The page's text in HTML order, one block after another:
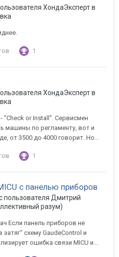
ХондаЭкспертв
1
ХондаЭкспертв
"Check or Install". Сервисмен
машины по регламенту, вот и
от 3500 до 4000 говорит. Но...
1
с панелью приборов
пользователя Дмитрий
разум)
Если панель приборов не
схему GaudeControl и
ошибка связи MICU и...